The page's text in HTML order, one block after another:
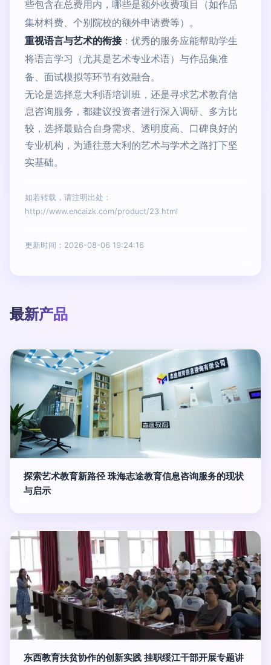
些包含在总费用内，哪些是额外收费项目（如作品
集材料费、个别院校的额外申请费等）。
重视语言与艺术的衔接：优秀的服务应能帮助学生
将语言学习（尤其是艺术专业术语）与作品集准
备、面试模拟等环节有效融合。
无论是选择意大利语培训班，还是寻求艺术教育信
息咨询服务，都建议投资者进行深入调研、多方比
较，选择最贴合自身需求、透明度高、口碑良好的
专业机构，为通往意大利的艺术与学术之路打下坚
实基础。
如若转载，请注明出处：
http://www.encaizk.com/product/23.html
更新时间：2026-08-06 19:24:16
最新产品
探索艺术教育新路径 珠海志途教育信息咨询服务的现状
与启示
东西教育扶贫协作的创新实践 挂职绥江干部开展专题讲